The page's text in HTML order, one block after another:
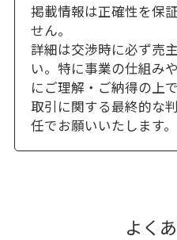
掲載情報は正確性を保
せん。
詳細は交渉時に必ず売
い。特に事業の仕組み
にご理解・ご納得の上
取引に関する最終的な
任でお願いいたします。
よく